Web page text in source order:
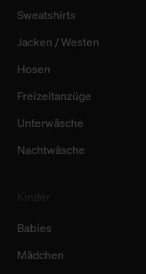
Sweatshirts
Jacken / Westen
Hosen
Freizeitanzüge
Unterwäsche
Nachtwäsche
Babies
Mädchen